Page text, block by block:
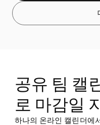
공유 팀 캘
로 마감일
하나의 온라인 캘린더에